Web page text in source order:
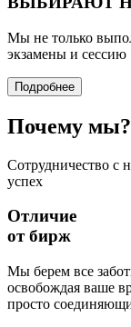
Мы не только
экзамены и сессию
Подробнее
Почему мы?
Сотрудничество с
успех
Отличие
от бирж
Мы берем все
освобождая ваше
просто